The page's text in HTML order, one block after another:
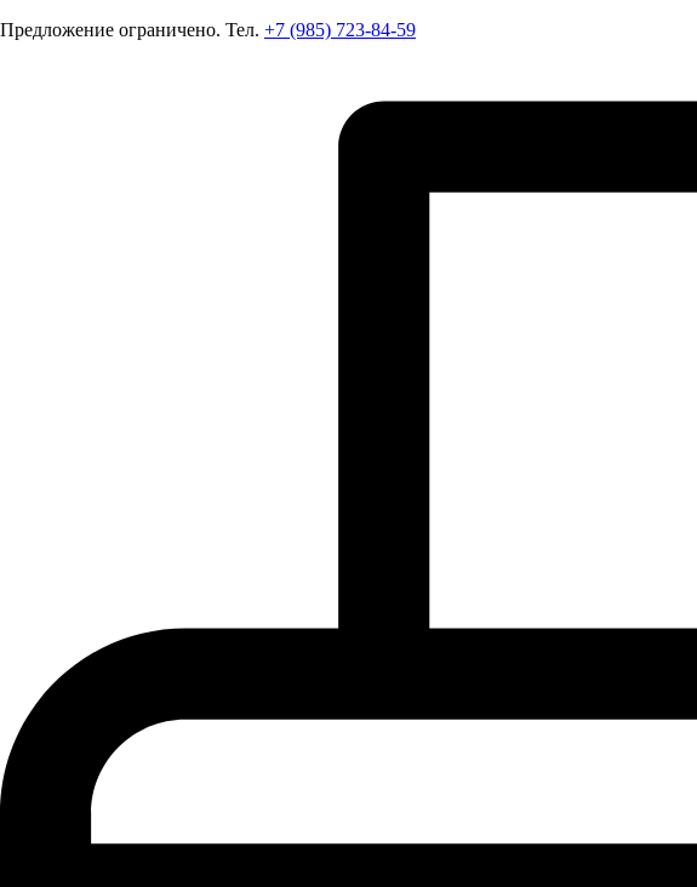
Предложение ограничено. Тел. +7 (985) 723-84-59